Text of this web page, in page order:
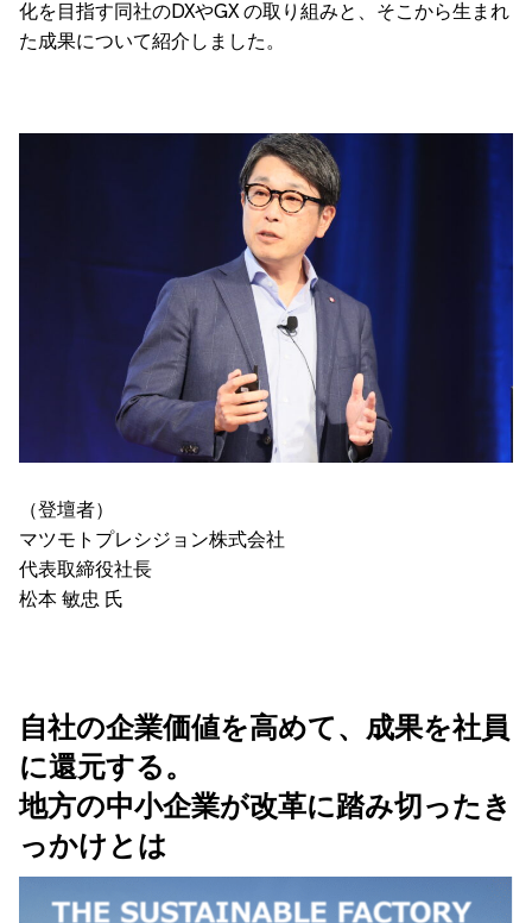
化を目指す同社のDXやGX の取り組みと、そこから生まれ
た成果について紹介しました。
（登壇者）
マツモトプレシジョン株式会社
代表取締役社長
松本 敏忠 氏
自社の企業価値を高めて、成果を社員
に還元する。
地方の中小企業が改革に踏み切ったき
っかけとは